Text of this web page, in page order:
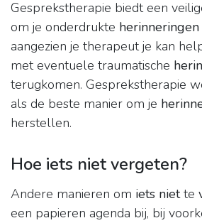
Gesprekstherapie biedt een
om je onderdrukte herinneringen
aangezien je therapeut je kan
met eventuele traumatische
terugkomen. Gesprekstherapie
als de beste manier om je
herstellen.
Hoe iets niet vergeten?
Andere manieren om iets niette
een papieren agenda bij, bij